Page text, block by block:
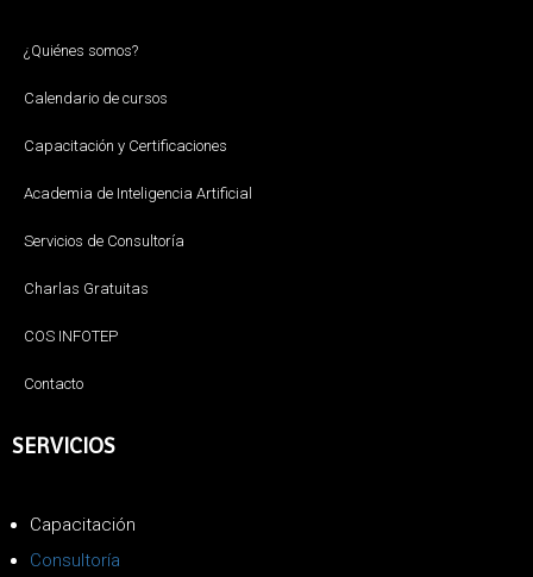
¿Quiénes somos?
Calendario de cursos
Capacitación y Certificaciones
Academia de Inteligencia Artificial
Servicios de Consultoría
Charlas Gratuitas
COS INFOTEP
Contacto
SERVICIOS
Capacitación
Consultoría